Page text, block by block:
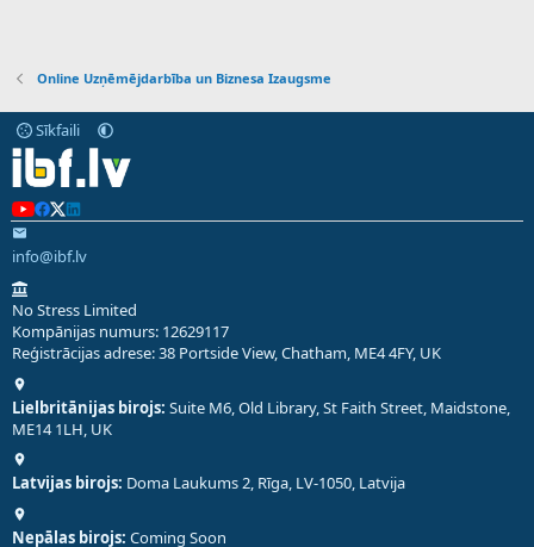
Online Uzņēmējdarbība un Biznesa Izaugsme
Sīkfaili
info@ibf.lv
No Stress Limited
Kompānijas numurs: 12629117
Reģistrācijas adrese: 38 Portside View, Chatham, ME4 4FY, UK
Lielbritānijas birojs: Suite M6, Old Library, St Faith Street, Maidstone,
ME14 1LH, UK
Latvijas birojs: Doma Laukums 2, Rīga, LV-1050, Latvija
Nepālas birojs: Coming Soon